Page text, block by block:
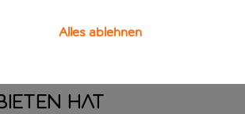
Spaß erwartet dich im
hat
Alles ablehnen